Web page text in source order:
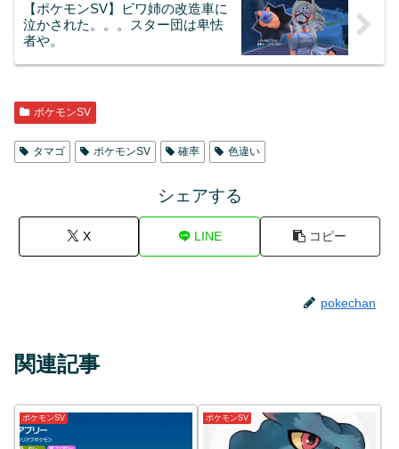
【ポケモンSV】ビワ姉の改造車に
泣かされた。。。スター団は卑怯
者や。
ポケモンSV
タマゴ ポケモンSV 確率 色違い
シェアする
X LINE コピー
pokechan
関連記事
ポケモンSV ポケモンSV